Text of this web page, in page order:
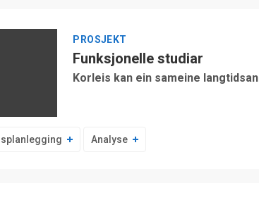
PROSJEKT
Funksjonelle studiar
Korleis kan ein sameine
Analyse